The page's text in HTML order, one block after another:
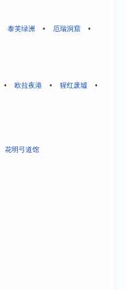
泰芙绿洲 • 厄瑞洞窟
•
• 欧拉夜港 • 猩红废墟
•
花明弓道馆